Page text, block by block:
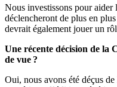
Nous investissons pour aider
déclencheront de plus en
devrait également jouer un
Une récente décision de la
de vue ?
Oui, nous avons été déçus